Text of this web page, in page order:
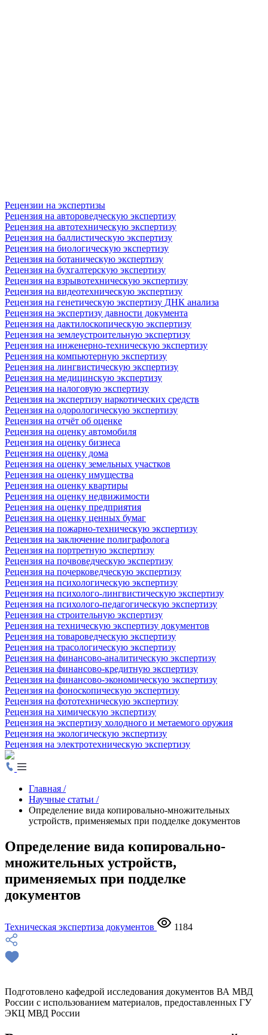
Рецензии на экспертизы
Рецензия на автороведческую экспертизу
Рецензия на автотехническую экспертизу
Рецензия на баллистическую экспертизу
Рецензия на биологическую экспертизу
Рецензия на ботаническую экспертизу
Рецензия на бухгалтерскую экспертизу
Рецензия на взрывотехническую экспертизу
Рецензия на видеотехническую экспертизу
Рецензия на генетическую экспертизу ДНК анализа
Рецензия на экспертизу давности документа
Рецензия на дактилоскопическую экспертизу
Рецензия на землеустроительную экспертизу
Рецензия на инженерно-техническую экспертизу
Рецензия на компьютерную экспертизу
Рецензия на лингвистическую экспертизу
Рецензия на медицинскую экспертизу
Рецензия на налоговую экспертизу
Рецензия на экспертизу наркотических средств
Рецензия на одорологическую экспертизу
Рецензия на отчёт об оценке
Рецензия на оценку автомобиля
Рецензия на оценку бизнеса
Рецензия на оценку дома
Рецензия на оценку земельных участков
Рецензия на оценку имущества
Рецензия на оценку квартиры
Рецензия на оценку недвижимости
Рецензия на оценку предприятия
Рецензия на оценку ценных бумаг
Рецензия на пожарно-техническую экспертизу
Рецензия на заключение полиграфолога
Рецензия на портретную экспертизу
Рецензия на почвоведческую экспертизу
Рецензия на почерковедческую экспертизу
Рецензия на психологическую экспертизу
Рецензия на психолого-лингвистическую экспертизу
Рецензия на психолого-педагогическую экспертизу
Рецензия на строительную экспертизу
Рецензия на техническую экспертизу документов
Рецензия на товароведческую экспертизу
Рецензия на трасологическую экспертизу
Рецензия на финансово-аналитическую экспертизу
Рецензия на финансово-кредитную экспертизу
Рецензия на финансово-экономическую экспертизу
Рецензия на фоноскопическую экспертизу
Рецензия на фототехническую экспертизу
Рецензия на химическую экспертизу
Рецензия на экспертизу холодного и метаемого оружия
Рецензия на экологическую экспертизу
Рецензия на электротехническую экспертизу
Главная /
Научные статьи /
Определение вида копировально-множительных
устройств, применяемых при подделке документов
Определение вида копировально-
множительных устройств,
применяемых при подделке
документов
Техническая экспертиза документов 1184
Подготовлено кафедрой исследования документов ВА МВД
России с использованием материалов, предоставленных ГУ
ЭКЦ МВД России